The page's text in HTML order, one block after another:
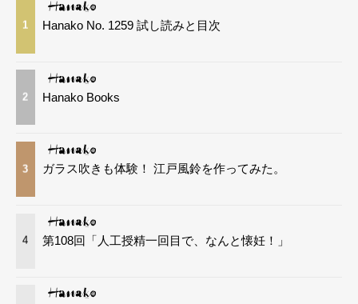
1 Hanako No. 1259 試し読みと目次
2 Hanako Books
3 ガラス吹きも体験！ 江戸風鈴を作ってみた。
4 第108回「人工授精一回目で、なんと懐妊！」